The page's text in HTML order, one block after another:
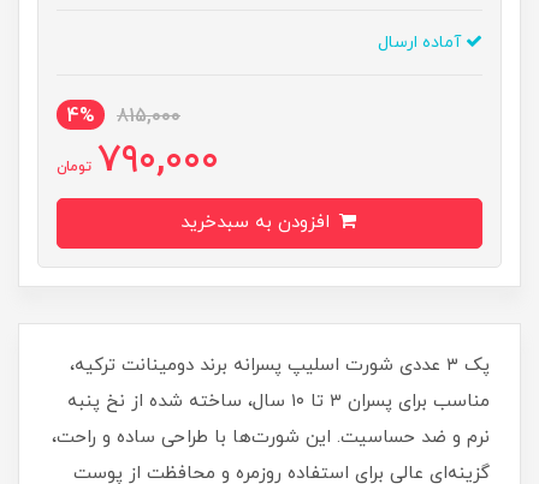
آماده ارسال
815,000
4%
790,000 تومان
پک ۳ عددی شورت اسلیپ پسرانه برند دومینانت ترکیه،
مناسب برای پسران ۳ تا ۱۰ سال، ساخته شده از نخ پنبه
نرم و ضد حساسیت. این شورت‌ها با طراحی ساده و راحت،
گزینه‌ای عالی برای استفاده روزمره و محافظت از پوست